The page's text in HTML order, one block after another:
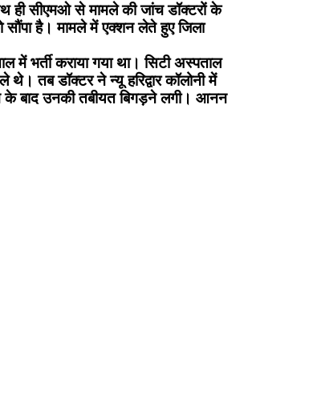
ही सीएमओ से मामले की जांच डॉक्टरों के
सौंपा है। मामले में एक्शन लेते हुए जिला
में भर्ती कराया गया था। सिटी अस्पताल
तब डॉक्टर ने न्यू हरिद्वार कॉलोनी में
के बाद उनकी तबीयत बिगड़ने लगी। आनन